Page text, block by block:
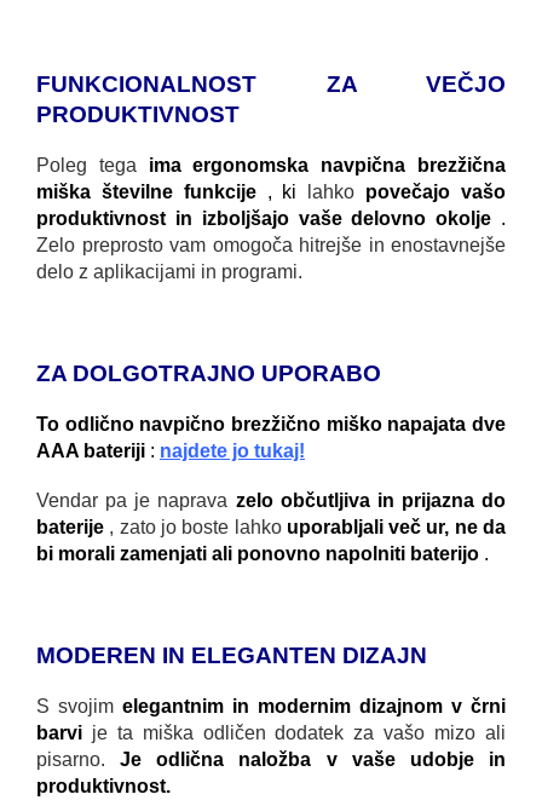
FUNKCIONALNOST ZA VEČJO
PRODUKTIVNOST
Poleg tega ima ergonomska navpična brezžična
miška številne funkcije , ki lahko povečajo vašo
produktivnost in izboljšajo vaše delovno okolje .
Zelo preprosto vam omogoča hitrejše in enostavnejše
delo z aplikacijami in programi.
ZA DOLGOTRAJNO UPORABO
To odlično navpično brezžično miško napajata dve
AAA bateriji : najdete jo tukaj!
Vendar pa je naprava zelo občutljiva in prijazna do
baterije , zato jo boste lahko uporabljali več ur, ne da
bi morali zamenjati ali ponovno napolniti baterijo .
MODEREN IN ELEGANTEN DIZAJN
S svojim elegantnim in modernim dizajnom v črni
barvi je ta miška odličen dodatek za vašo mizo ali
pisarno.Je odlična naložba v vaše udobje in
produktivnost.